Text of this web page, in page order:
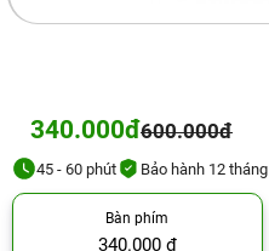
340.000đ600.000đ
45 - 60 phút Bảo hành 12 tháng
Bàn phím
340.000 đ